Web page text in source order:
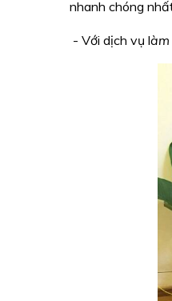
nhanh chóng
- Với dịch vụ làm